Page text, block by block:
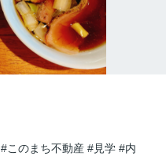
#このまち不動産 #見学 #内